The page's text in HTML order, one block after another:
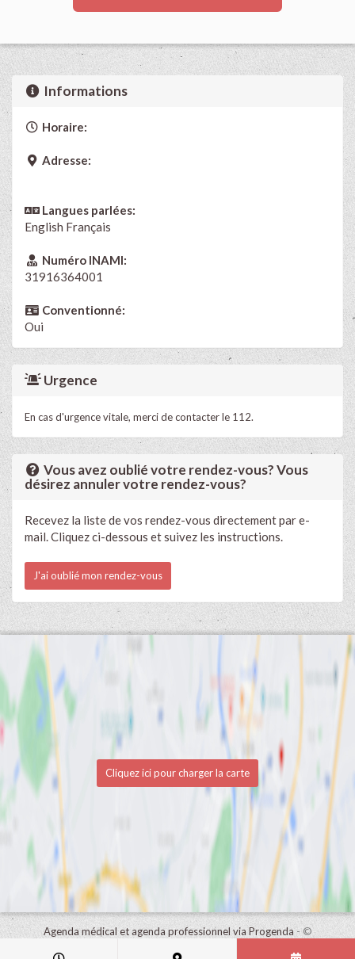
Informations
Horaire:
Adresse:
Langues parlées:
English Français
Numéro INAMI:
31916364001
Conventionné:
Oui
Urgence
En cas d'urgence vitale, merci de contacter le 112.
Vous avez oublié votre rendez-vous? Vous
désirez annuler votre rendez-vous?
Recevez la liste de vos rendez-vous directement par e-
mail. Cliquez ci-dessous et suivez les instructions.
J'ai oublié mon rendez-vous
Cliquez ici pour charger la carte
Agenda médical et agenda professionnel via Progenda- ©